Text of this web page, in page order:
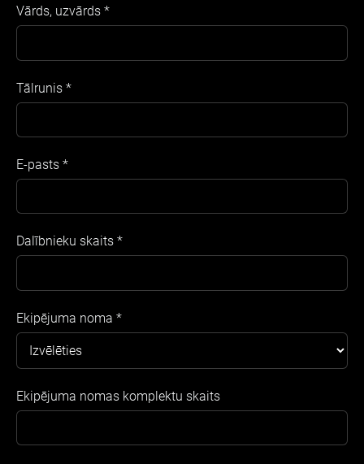
Vārds, uzvārds *
Tālrunis *
E-pasts *
Dalībnieku skaits *
Ekipējuma noma *
Ekipējuma nomas komplektu skaits